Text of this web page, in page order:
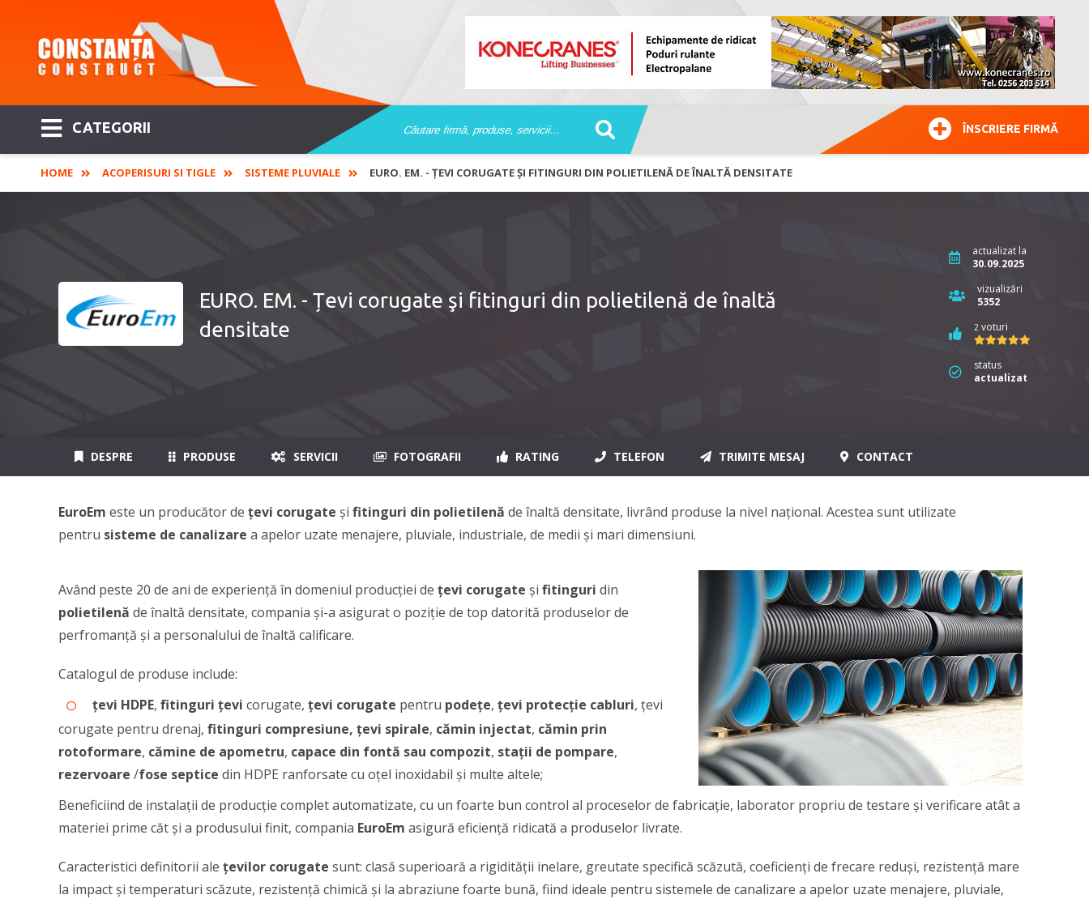
CATEGORII ÎNSCRIERE FIRMĂ
HOME ACOPERISURI SI TIGLE SISTEME PLUVIALE EURO. EM. - ȚEVI CORUGATE ŞI FITINGURI DIN POLIETILENĂ DE ÎNALTĂ DENSITATE
EURO. EM. - Țevi corugate şi fitinguri din polietilenă de înaltă
densitate
actualizat la
30.09.2025
vizualizări
5352
2 voturi
status
actualizat
DESPRE PRODUSE SERVICII FOTOGRAFII RATING TELEFON TRIMITE MESAJ CONTACT
EuroEm este un producător de țevi corugate și fitinguri din polietilenă de înaltă densitate, livrând produse la nivel național. Acestea sunt utilizate
pentru sisteme de canalizare a apelor uzate menajere, pluviale, industriale, de medii și mari dimensiuni.
Având peste 20 de ani de experiență în domeniul producţiei de țevi corugate și fitinguri din
polietilenă de înaltă densitate, compania și-a asigurat o poziție de top datorită produselor de
perfromanţă și a personalului de înaltă calificare.
Catalogul de produse include:
țevi HDPE, fitinguri țevi corugate, țevi corugate pentru podețe, țevi protecție cabluri, țevi
corugate pentru drenaj, fitinguri compresiune, țevi spirale, cămin injectat, cămin prin
rotoformare, cămine de apometru, capace din fontă sau compozit, stații de pompare,
rezervoare /fose septice din HDPE ranforsate cu oțel inoxidabil și multe altele;
Beneficiind de instalaţii de producţie complet automatizate, cu un foarte bun control al proceselor de fabricaţie, laborator propriu de testare şi verificare atât a
materiei prime căt şi a produsului finit, compania EuroEm asigură eficienţă ridicată a produselor livrate.
Caracteristici definitorii ale țevilor corugate sunt: clasă superioară a rigidității inelare, greutate specifică scăzută, coeficienți de frecare reduși, rezistență mare
la impact și temperaturi scăzute, rezistență chimică și la abraziune foarte bună, fiind ideale pentru sistemele de canalizare a apelor uzate menajere, pluviale,